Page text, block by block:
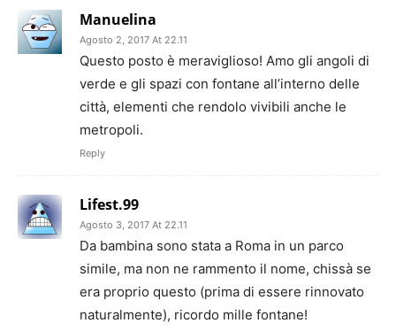
Manuelina
Agosto 2, 2017 At 22.11
Questo posto è meraviglioso! Amo gli angoli di
verde e gli spazi con fontane all’interno delle
città, elementi che rendolo vivibili anche le
metropoli.
Reply
Lifest.99
Agosto 3, 2017 At 22.11
Da bambina sono stata a Roma in un parco
simile, ma non ne rammento il nome, chissà se
era proprio questo (prima di essere rinnovato
naturalmente), ricordo mille fontane!